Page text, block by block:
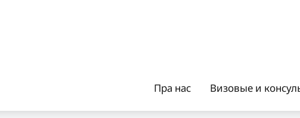
Пра нас Визовые и